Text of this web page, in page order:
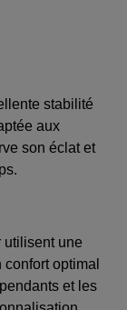
stabilité
aux
son éclat et
utilisent une
optimal
et les